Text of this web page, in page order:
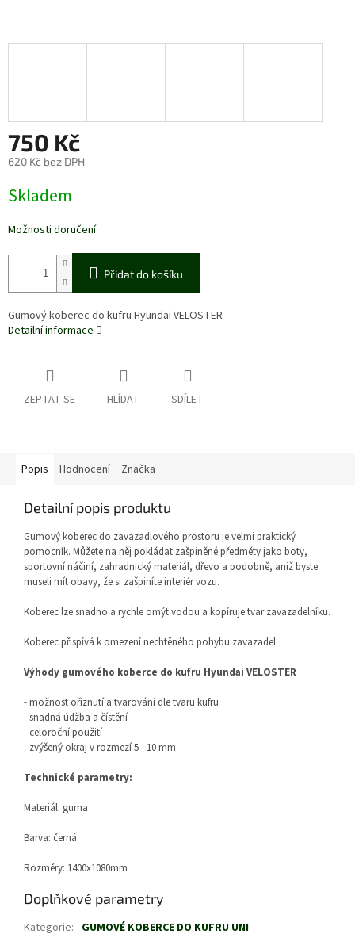
750 Kč
620 Kč bez DPH
cena:
Skladem
Možnosti doručení
Přidat do košíku
Gumový koberec do kufru Hyundai VELOSTER
Detailní informace
ZEPTAT SE HLÍDAT SDÍLET
Popis Hodnocení Značka
Detailní popis produktu
Gumový koberec do zavazadlového prostoru je velmi praktický
pomocník. Můžete na něj pokládat zašpiněné předměty jako boty,
sportovní náčiní, zahradnický materiál, dřevo a podobně, aniž byste
museli mít obavy, že si zašpiníte interiér vozu.
Koberec lze snadno a rychle omýt vodou a kopíruje tvar zavazadelníku.
Koberec přispívá k omezení nechtěného pohybu zavazadel.
Výhody gumového koberce do kufru Hyundai VELOSTER
- možnost oříznutí a tvarování dle tvaru kufru
- snadná údžba a čístění
- celoroční použití
- zvýšený okraj v rozmezí 5 - 10 mm
Technické parametry:
Materiál: guma
Barva: černá
Rozměry: 1400x1080mm
Doplňkové parametry
Kategorie: GUMOVÉ KOBERCE DO KUFRU UNI